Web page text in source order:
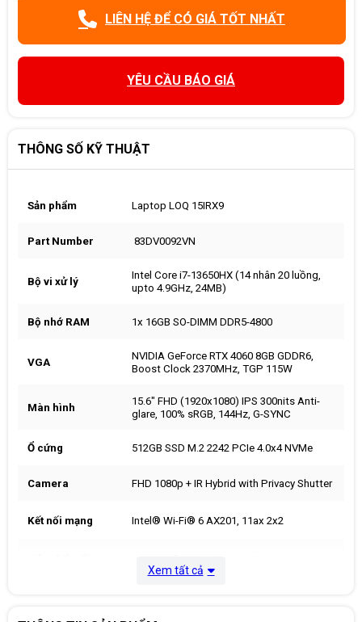
LIÊN HỆ ĐỂ CÓ GIÁ TỐT NHẤT
YÊU CẦU BÁO GIÁ
THÔNG SỐ KỸ THUẬT
Sản phẩm Laptop LOQ 15IRX9
Part Number 83DV0092VN
Bộ vi xử lý
Intel Core i7-13650HX (14 nhân 20 luồng,
upto 4.9GHz, 24MB)
Bộ nhớ RAM 1x 16GB SO-DIMM DDR5-4800
VGA
NVIDIA GeForce RTX 4060 8GB GDDR6,
Boost Clock 2370MHz, TGP 115W
Màn hình
15.6" FHD (1920x1080) IPS 300nits Anti-
glare, 100% sRGB, 144Hz, G-SYNC
Ổ cứng 512GB SSD M.2 2242 PCIe 4.0x4 NVMe
Camera FHD 1080p + IR Hybrid with Privacy Shutter
Kết nối mạng Intel® Wi-Fi® 6 AX201, 11ax 2x2
Xem tất cả